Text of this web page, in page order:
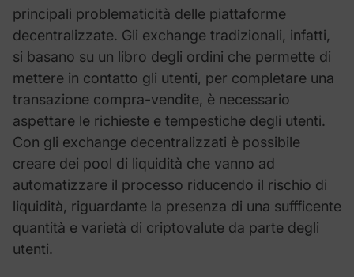
principali problematicità delle piattaforme
decentralizzate. Gli exchange tradizionali, infatti,
si basano su un libro degli ordini che permette di
mettere in contatto gli utenti, per completare una
transazione compra-vendite, è necessario
aspettare le richieste e tempestiche degli utenti.
Con gli exchange decentralizzati è possibile
creare dei pool di liquidità che vanno ad
automatizzare il processo riducendo il rischio di
liquidità, riguardante la presenza di una suffficente
quantità e varietà di criptovalute da parte degli
utenti.